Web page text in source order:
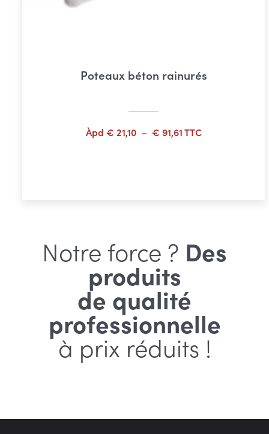
Poteaux béton rainurés
Àpd € 21,10 – € 91,61Plage
TTC
Notre force ? Des
produits
de qualité
professionnelle
à prix réduits !